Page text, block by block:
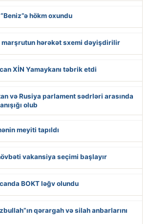
hökm oxundu
marşrutun hərəkət sxemi dəyişdirilir
XİN Yamaykanı təbrik etdi
və Rusiya parlament sədrləri arasında
olub
meyiti tapıldı
vakansiya seçimi başlayır
BOKT ləğv olundu
qərargah və silah anbarlarını